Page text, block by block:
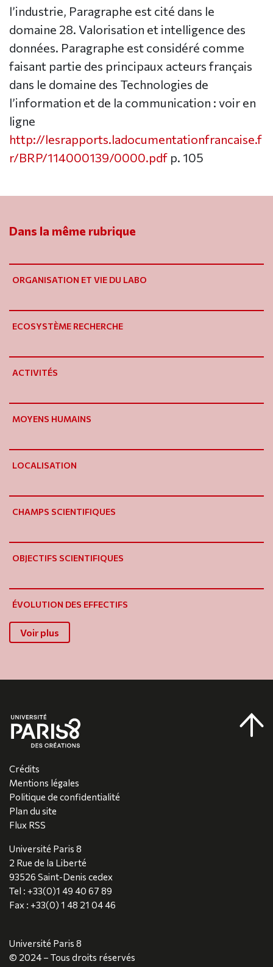
l’industrie, Paragraphe est cité dans le
domaine 28. Valorisation et intelligence des
données. Paragraphe est considéré comme
faisant partie des principaux acteurs français
dans le domaine des Technologies de
l’information et de la communication : voir en
ligne
http://lesrapports.ladocumentationfrancaise.f
r/BRP/114000139/0000.pdf p. 105
Dans la même rubrique
ORGANISATION ET VIE DU LABO
ECOSYSTÈME RECHERCHE
ACTIVITÉS
MOYENS HUMAINS
LOCALISATION
CHAMPS SCIENTIFIQUES
OBJECTIFS SCIENTIFIQUES
ÉVOLUTION DES EFFECTIFS
Voir plus
Crédits
Mentions légales
Politique de confidentialité
Plan du site
Flux RSS
Université Paris 8
2 Rue de la Liberté
93526 Saint-Denis cedex
Tel : +33(0)1 49 40 67 89
Fax : +33(0) 1 48 21 04 46
Université Paris 8
© 2024 – Tous droits réservés